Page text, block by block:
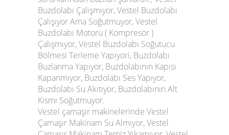
Buzdolabı Çalışmıyor, Vestel Buzdolabı
Çalışıyor Ama Soğutmuyor, Vestel
Buzdolabı Motoru ( Kompresör )
Çalışmıyor, Vestel Buzdolabı Soğutucu
Bölmesi Terleme Yapıyori, Buzdolabı
Buzlanma Yapıyor, Buzdolabının Kapısı
Kapanmıyor, Buzdolabı Ses Yapıyor,
Buzdolabı Su Akıtıyor, Buzdolabının Alt
Kısmı Soğutmuyor.
Vestel çamaşır makinelerinde Vestel
Çamaşır Makinam Su Almıyor, Vestel